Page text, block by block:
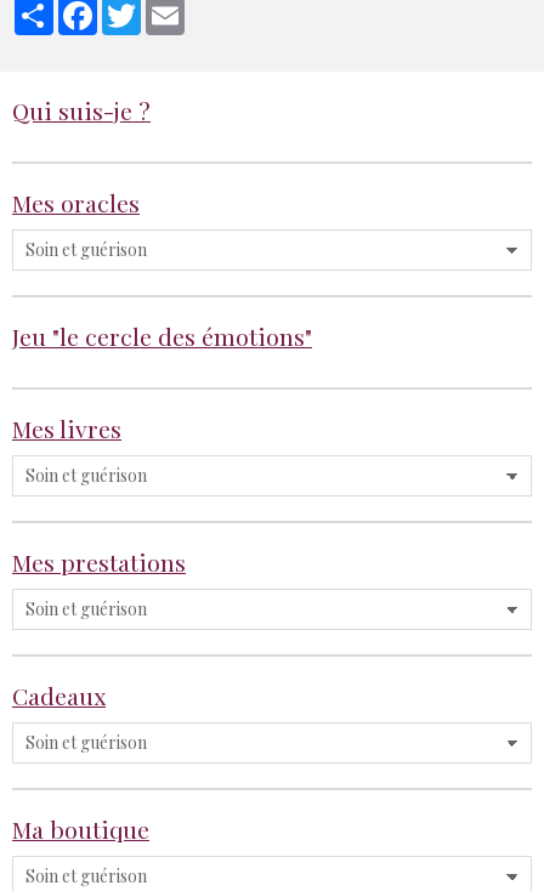
PartagerFacebook
Twitter
Qui suis-je ?
Mes oracles
Jeu "le cercle des émotions"
Mes livres
Mes prestations
Cadeaux
Ma boutique